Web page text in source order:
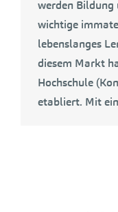
werden
wichtige
lebenslanges
diesem Markt
Hochschule
etabliert. Mit